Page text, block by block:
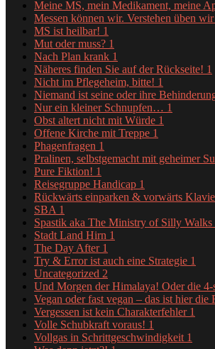
Meine MS, mein Medikament, meine
Messen können wir. Verstehen üben
MS ist heilbar! 1
Mut oder muss? 1
Nach Plan krank 1
Näheres finden Sie auf der Rückseite! 1
Nicht im Pflegeheim, bitte! 1
Niemand ist seine oder ihre
Nur ein kleiner Schnupfen… 1
Obst altert nicht mit Würde 1
Offene Kirche mit Treppe 1
Phagenfragen 1
Pralinen, selbstgemacht mit geheimer
Pure Fiktion! 1
Reisegruppe Handicap 1
Rückwärts einparken & vorwärts
SBA 1
Spastik aka The Ministry of Silly Walks
Stadt Land Hirn 1
The Day After 1
Try & Error ist auch eine Strategie 1
Uncategorized 2
Und Morgen der Himalaya! Oder die 4-
Vegan oder fast vegan – das ist hier die
Vergessen ist kein Charakterfehler 1
Volle Schubkraft voraus! 1
Vollgas in Schrittgeschwindigkeit 1